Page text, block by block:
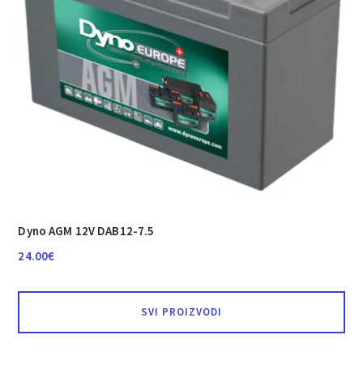
Dyno AGM 12V DAB12-7.5
24.00€
SVI PROIZVODI